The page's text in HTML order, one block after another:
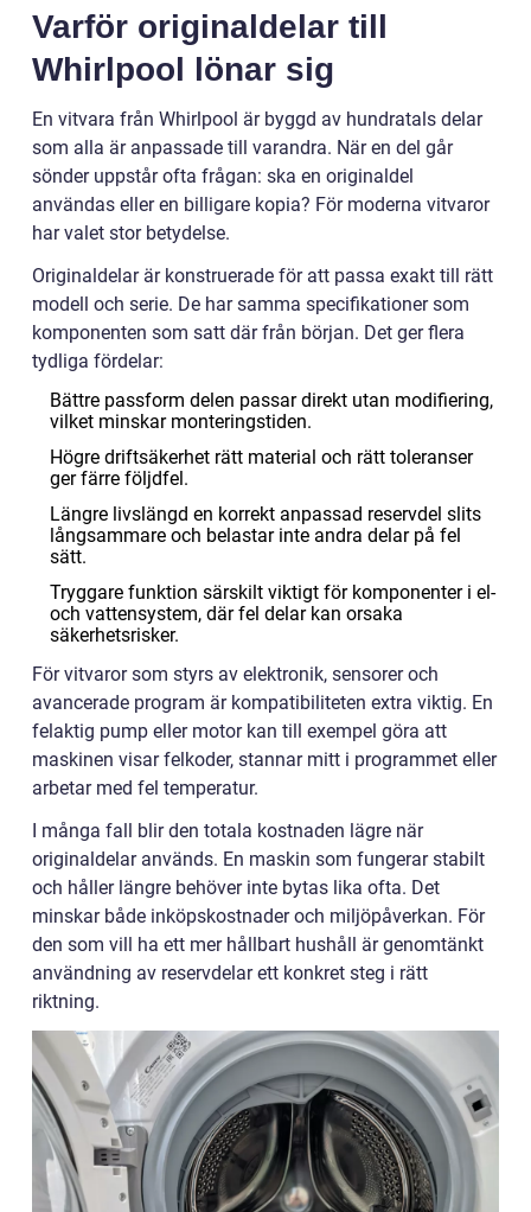
Varför originaldelar till
Whirlpool lönar sig
En vitvara från Whirlpool är byggd av hundratals delar
som alla är anpassade till varandra. När en del går
sönder uppstår ofta frågan: ska en originaldel
användas eller en billigare kopia? För moderna vitvaror
har valet stor betydelse.
Originaldelar är konstruerade för att passa exakt till rätt
modell och serie. De har samma specifikationer som
komponenten som satt där från början. Det ger flera
tydliga fördelar:
Bättre passform delen passar direkt utan modifiering,
vilket minskar monteringstiden.
Högre driftsäkerhet rätt material och rätt toleranser
ger färre följdfel.
Längre livslängd en korrekt anpassad reservdel slits
långsammare och belastar inte andra delar på fel
sätt.
Tryggare funktion särskilt viktigt för komponenter i el-
och vattensystem, där fel delar kan orsaka
säkerhetsrisker.
För vitvaror som styrs av elektronik, sensorer och
avancerade program är kompatibiliteten extra viktig. En
felaktig pump eller motor kan till exempel göra att
maskinen visar felkoder, stannar mitt i programmet eller
arbetar med fel temperatur.
I många fall blir den totala kostnaden lägre när
originaldelar används. En maskin som fungerar stabilt
och håller längre behöver inte bytas lika ofta. Det
minskar både inköpskostnader och miljöpåverkan. För
den som vill ha ett mer hållbart hushåll är genomtänkt
användning av reservdelar ett konkret steg i rätt
riktning.